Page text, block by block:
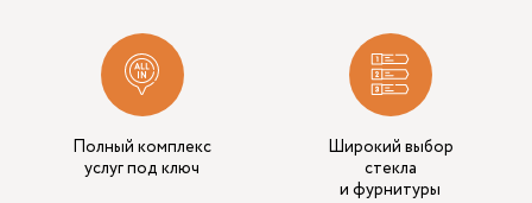
Полный комплекс
услуг под ключ
Широкий выбор
стекла
и фурнитуры